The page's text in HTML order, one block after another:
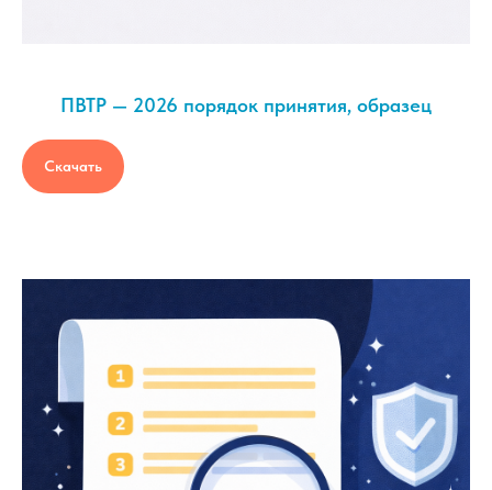
ПВТР — 2026 порядок принятия, образец
Скачать